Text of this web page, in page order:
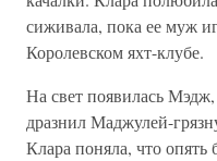
сиживала, пока ее муж
Королевском яхт-клубе.
На свет появилась
дразнил Маджулей-
Клара поняла, что опять